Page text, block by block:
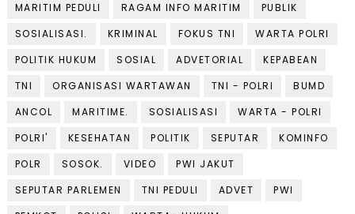
MARITIM PEDULI
RAGAM INFO MARITIM
PUBLIK
SOSIALISASI.
KRIMINAL FOKUS TNI
WARTA POLRI
POLITIK HUKUM
SOSIAL ADVETORIAL
KEPABEAN
TNI
ORGANISASI WARTAWAN TNI - POLRI
BUMD
ANCOL
MARITIME. SOSIALISASI
WARTA - POLRI
POLRI'
KESEHATAN POLITIK SEPUTAR
KOMINFO
POLR
SOSOK. VIDEO
PWI JAKUT
SEPUTAR PARLEMEN
TNI PEDULI ADVET
PWI